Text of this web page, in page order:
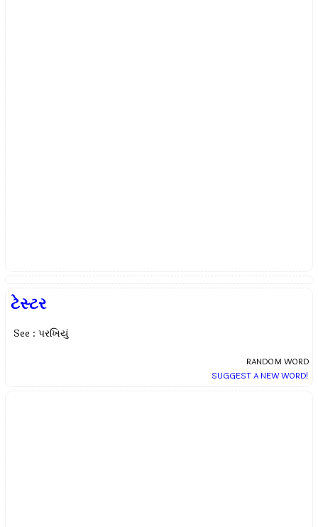
ટેસ્ટર
See : પરખિયું
RANDOM WORD
SUGGEST A NEW WORD!